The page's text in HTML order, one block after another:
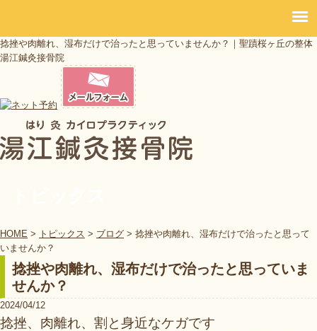
捻挫や肉離れ、湿布だけで治ったと思っていませんか？｜聖蹟桜ヶ丘の整体
湯江鍼灸接骨院
HOME > トピックス > ブログ > 捻挫や肉離れ、湿布だけで治ったと思って
いませんか？
捻挫や肉離れ、湿布だけで治ったと思っていま
せんか？
2024/04/12
捻挫、肉離れ、割と身近なケガです